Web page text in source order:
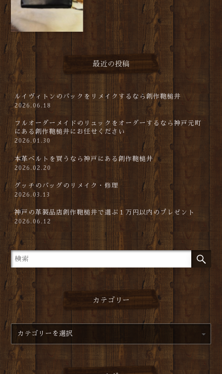
最近の投稿
ルイヴィトンのバックをリメイクするなら創作鞄槌井
2026.06.18
フルオーダーメイドのリュックをオーダーするなら神戸元町
にある創作鞄槌井にお任せください
2026.01.30
本革ベルトを買うなら神戸にある創作鞄槌井
2026.02.20
グッチのバッグのリメイク・修理
2026.03.13
神戸の革製品店創作鞄槌井で選ぶ１万円以内のプレゼント
2026.06.12
カテゴリー